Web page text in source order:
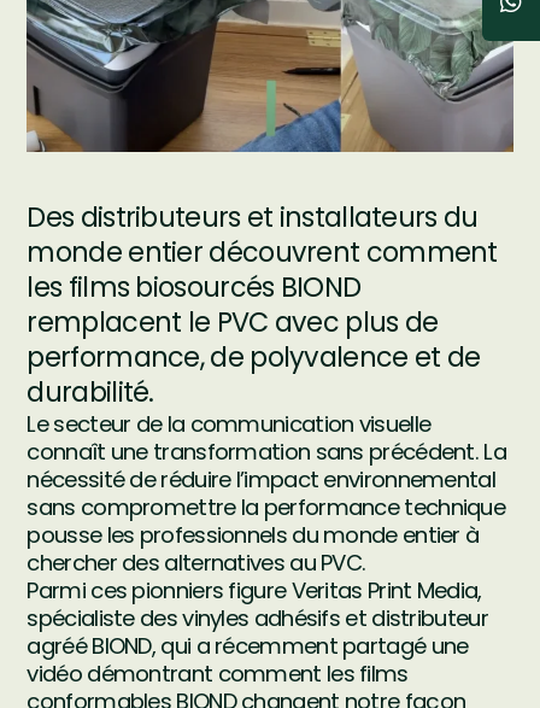
Des distributeurs et installateurs du
monde entier découvrent comment
les films biosourcés BIOND
remplacent le PVC avec plus de
performance, de polyvalence et de
durabilité.
Le secteur de la communication visuelle
connaît une transformation sans précédent. La
nécessité de réduire l’impact environnemental
sans compromettre la performance technique
pousse les professionnels du monde entier à
chercher des alternatives au PVC.
Parmi ces pionniers figure Veritas Print Media,
spécialiste des vinyles adhésifs et distributeur
agréé BIOND, qui a récemment partagé une
vidéo démontrant comment les films
conformables BIOND changent notre façon